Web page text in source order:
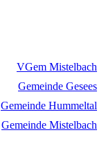
VGem Mistelbach
Gemeinde Gesees
Gemeinde Hummeltal
Gemeinde Mistelbach